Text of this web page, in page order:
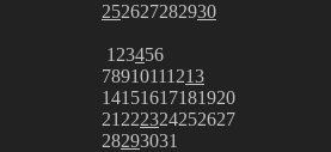
252627282930
1 23456
78910111213
14151617181920
21 222324252627
28293031